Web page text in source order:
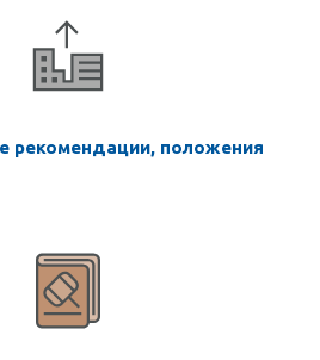
рекомендации, положения